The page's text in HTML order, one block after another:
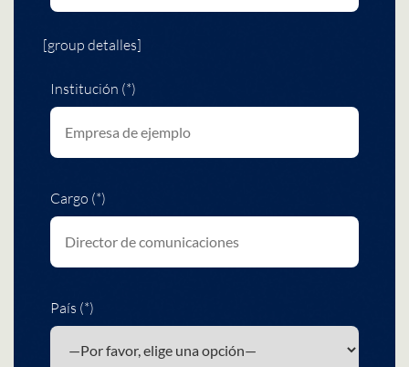
[group detalles]
Institución (*)
Cargo (*)
País (*)